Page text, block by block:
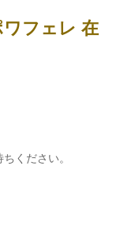
フェレ 在
ください。